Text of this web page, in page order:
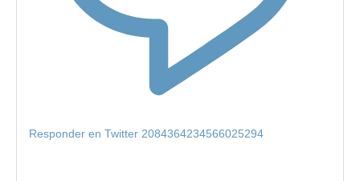
Responder en Twitter 2084364234566025294